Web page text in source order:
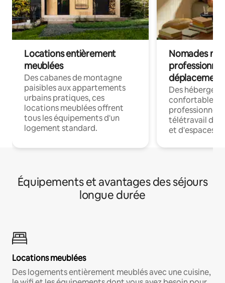
Locations entièrement
meublées
Des cabanes de montagne
paisibles aux appartements
urbains pratiques, ces
locations meublées offrent
tous les équipements d'un
logement standard.
Nomades
déplacement
Des
confortables
professionnels
télétravail
et d'espaces
Équipements et avantages des séjours
longue durée
Locations meublées
Des logements entièrement meublés avec une cuisine,